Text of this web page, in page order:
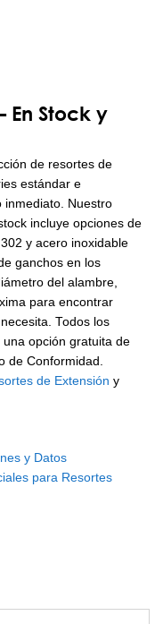
En Stock y
de resortes de
estándar e
inmediato. Nuestro
incluye opciones de
y acero inoxidable
ganchos en los
del alambre,
para encontrar
Todos los
opción gratuita de
de Conformidad.
de Extensión y
y Datos
para Resortes